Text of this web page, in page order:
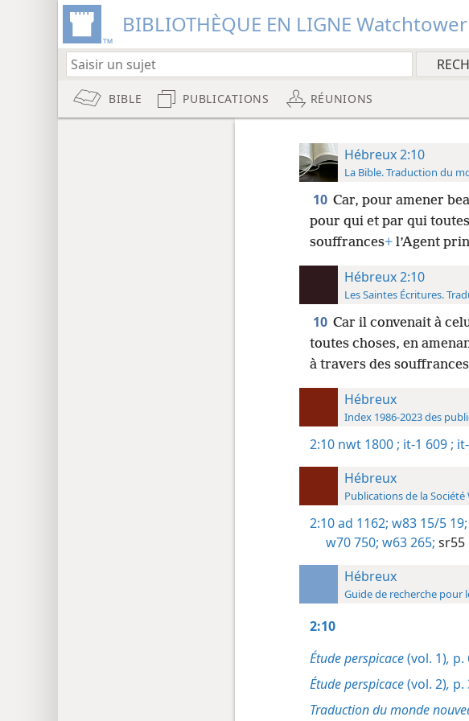
BIBLIOTHÈQUE EN LIGNE Watchtower
BIBLE PUBLICATIONS RÉUNIONS
Hébreux 2:10
La Bible. Traduction du
10 Car, pour amener
pour qui et par qui
souffrances+l’Agent
Hébreux 2:10
Les Saintes Écritures.
10 Car il convenait à
toutes choses, en
à travers des
Hébreux
Index 1986-2023 des
2:10 nwt 1800 ; it-1 609 ;
Hébreux
Publications de la
2:10ad 1162; w83 15/5 19;
w70 750; w63 265; sr55
Hébreux
Guide de recherche pour
2:10
Étude perspicace(vol. 1), p.
Étude perspicace(vol. 2), p.
Traduction du monde